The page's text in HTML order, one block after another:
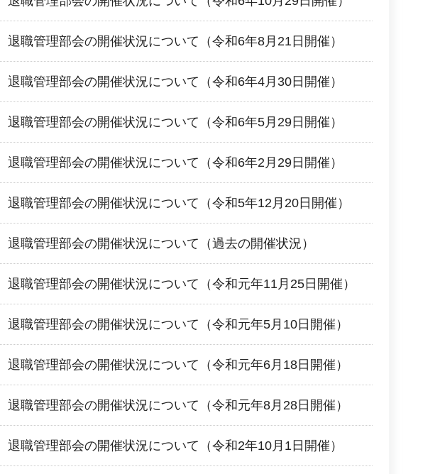
退職管理部会の開催状況について（令和6年8月21日開催）
退職管理部会の開催状況について（令和6年4月30日開催）
退職管理部会の開催状況について（令和6年5月29日開催）
退職管理部会の開催状況について（令和6年2月29日開催）
退職管理部会の開催状況について（令和5年12月20日開催）
退職管理部会の開催状況について（過去の開催状況）
退職管理部会の開催状況について（令和元年11月25日開催）
退職管理部会の開催状況について（令和元年5月10日開催）
退職管理部会の開催状況について（令和元年6月18日開催）
退職管理部会の開催状況について（令和元年8月28日開催）
退職管理部会の開催状況について（令和2年10月1日開催）